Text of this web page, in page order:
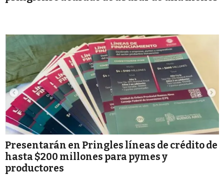
Presentarán en Pringles líneas de crédito de
hasta $200 millones para pymes y
productores